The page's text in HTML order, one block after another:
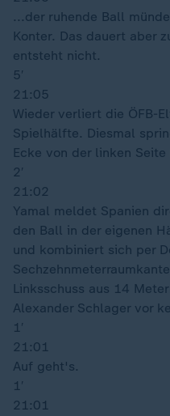
...der ruhende Ball
Konter. Das dauert aber
entsteht nicht.
5′
21:05
Wieder verliert die ÖFB-
Spielhälfte. Diesmal
Ecke von der linken Seite
2′
21:02
Yamal meldet Spanien
den Ball in der eigenen
und kombiniert sich per
Linksschuss aus 14
Alexander Schlager vor
1′
21:01
Auf geht's.
1′
21:01